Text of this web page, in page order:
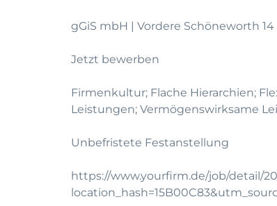
gGiS mbH | Vordere Schöneworth 14
Jetzt bewerben
Firmenkultur; Flache Hierarchien;
Leistungen; Vermögenswirksame
Unbefristete Festanstellung
https://www.yourfirm.de/job/detail/